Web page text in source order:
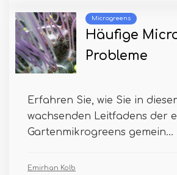
Microgreens
Häufige
Probleme
Erfahren Sie, wie Sie in
wachsenden Leitfadens der
Gartenmikrogreens gemein...
Emirhan Kolb